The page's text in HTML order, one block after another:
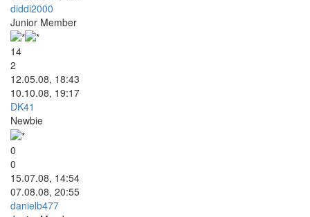
diddi2000
Junior Member
14
2
12.05.08, 18:43
10.10.08, 19:17
DK41
Newbie
0
0
15.07.08, 14:54
07.08.08, 20:55
danielb477